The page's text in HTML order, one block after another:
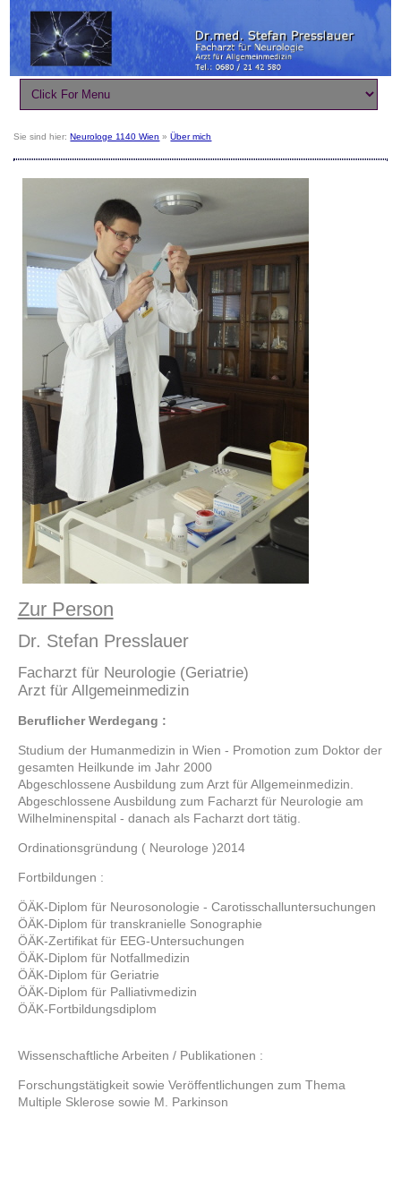
Sie sind hier: Neurologe 1140 Wien »Über mich
Zur Person
Dr. Stefan Presslauer
Facharzt für Neurologie (Geriatrie)
Arzt für Allgemeinmedizin
Beruflicher Werdegang :
Studium der Humanmedizin in Wien - Promotion zum Doktor der
gesamten Heilkunde im Jahr 2000
Abgeschlossene Ausbildung zum Arzt für Allgemeinmedizin.
Abgeschlossene Ausbildung zum Facharzt für Neurologie am
Wilhelminenspital - danach als Facharzt dort tätig.
Ordinationsgründung ( Neurologe )2014
Fortbildungen :
ÖÄK-Diplom für Neurosonologie - Carotisschalluntersuchungen
ÖÄK-Diplom für transkranielle Sonographie
ÖÄK-Zertifikat für EEG-Untersuchungen
ÖÄK-Diplom für Notfallmedizin
ÖÄK-Diplom für Geriatrie
ÖÄK-Diplom für Palliativmedizin
ÖÄK-Fortbildungsdiplom
Wissenschaftliche Arbeiten / Publikationen :
Forschungstätigkeit sowie Veröffentlichungen zum Thema
Multiple Sklerose sowie M. Parkinson